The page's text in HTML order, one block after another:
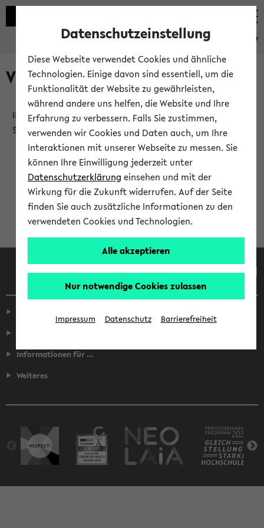
eKVV
Verlauf
Ihr Verlauf ist leer. Er wird sich im Verlauf Ihrer eKVV
Sitzung füllen.
Informationen für ...
Weiteres
Datenschutzeinstellung
Diese Webseite verwendet Cookies und ähnliche
Technologien. Einige davon sind essentiell, um die
Funktionalität der Website zu gewährleisten,
während andere uns helfen, die Website und Ihre
Erfahrung zu verbessern. Falls Sie zustimmen,
verwenden wir Cookies und Daten auch, um Ihre
Interaktionen mit unserer Webseite zu messen. Sie
können Ihre Einwilligung jederzeit unter
Datenschutzerklärung einsehen und mit der
Wirkung für die Zukunft widerrufen. Auf der Seite
finden Sie auch zusätzliche Informationen zu den
verwendeten Cookies und Technologien.
Alle akzeptieren
Nur notwendige Cookies zulassen
Impressum Datenschutz Barrierefreiheit